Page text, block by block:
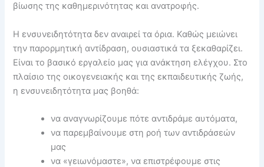
βίωσης της καθημερινότητας και ανατροφής.
Η ενσυνειδητότητα δεν αναιρεί τα όρια. Καθώς μειώνει
την παρορμητική αντίδραση, ουσιαστικά τα ξεκαθαρίζει.
Είναι το βασικό εργαλείο μας για ανάκτηση ελέγχου. Στο
πλαίσιο της οικογενειακής και της εκπαιδευτικής ζωής,
η ενσυνειδητότητα μας βοηθά:
να αναγνωρίζουμε πότε αντιδράμε αυτόματα,
να παρεμβαίνουμε στη ροή των αντιδράσεών
μας
να «γειωνόμαστε», να επιστρέφουμε στις